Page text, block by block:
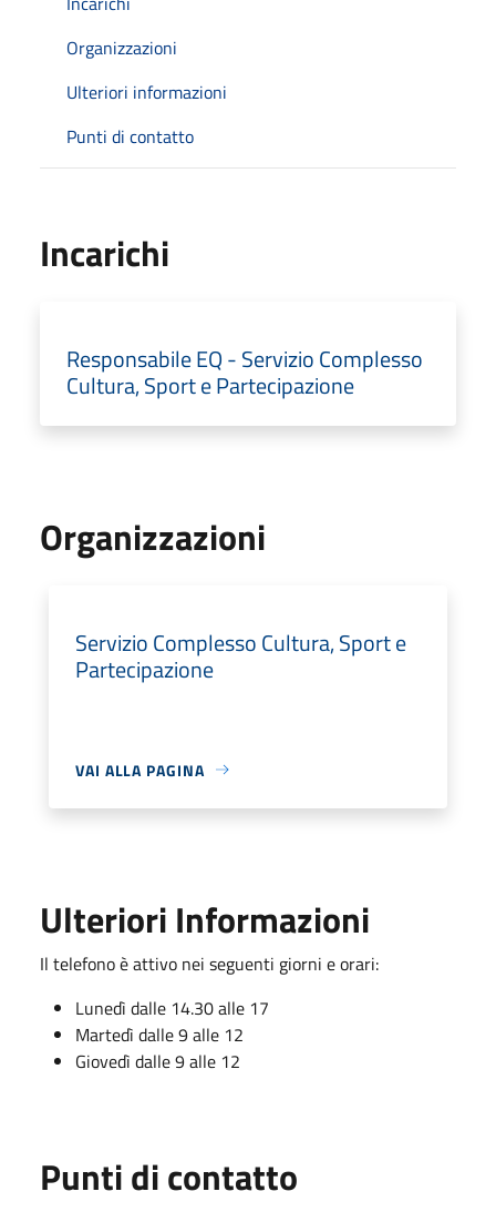
Organizzazioni
Ulteriori informazioni
Punti di contatto
Incarichi
Responsabile EQ - Servizio Complesso
Cultura, Sport e Partecipazione
Organizzazioni
Servizio Complesso Cultura, Sport e
Partecipazione
VAI ALLA PAGINA
Ulteriori Informazioni
Il telefono è attivo nei seguenti giorni e orari:
Lunedì dalle 14.30 alle 17
Martedì dalle 9 alle 12
Giovedì dalle 9 alle 12
Punti di contatto